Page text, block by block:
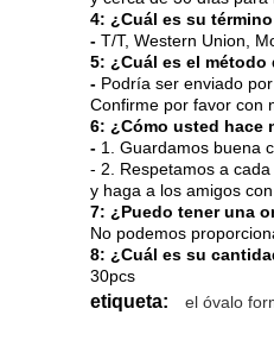
4: ¿Cuál es su
- T/T, Western Union,
5: ¿Cuál es el método
- Podría ser enviado
Confirme por favor con
6: ¿Cómo usted hace
- 1. Guardamos buena
- 2. Respetamos a
y haga a los amigos
7: ¿Puedo tener una
No podemos
8: ¿Cuál es su
30pcs
etiqueta: el óvalo